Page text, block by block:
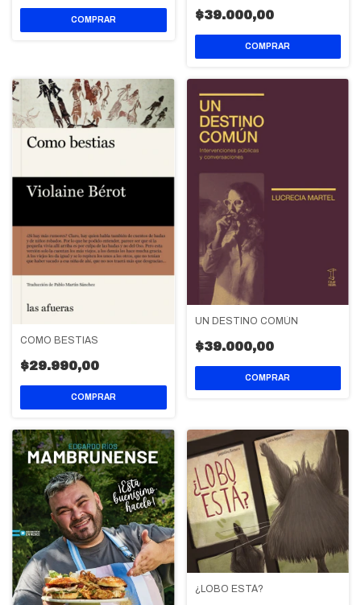
$39.000,00
COMO BESTIAS
$29.990,00
UN DESTINO COMÚN
$39.000,00
¿LOBO ESTÁ?